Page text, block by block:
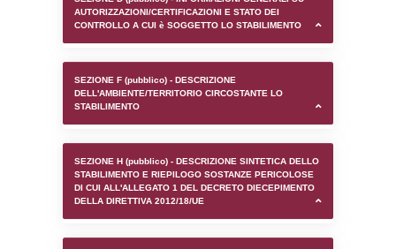
Stabilimento Basell
Italia S.r.l. nel comune
(Ferrara) -
SEZIONE A1 (pubblico) - INFORMAZIONI